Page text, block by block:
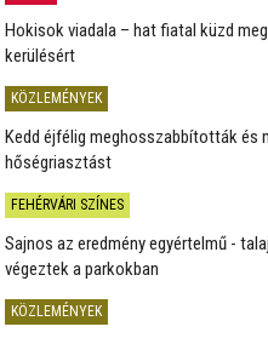
Hokisok viadala – hat fiatal küzd
kerülésért
KÖZLEMÉNYEK
Kedd éjfélig meghosszabbították és
hőségriasztást
FEHÉRVÁRI SZÍNES
Sajnos az eredmény egyértelmű -
végeztek a parkokban
KÖZLEMÉNYEK